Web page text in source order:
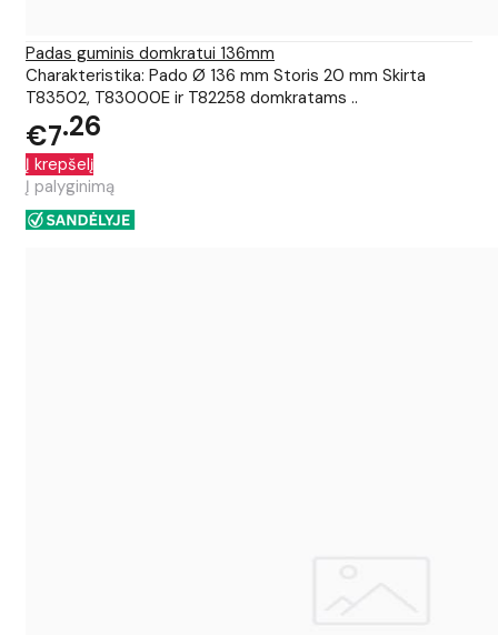
Padas guminis domkratui 136mm
Charakteristika: Pado Ø 136 mm Storis 20 mm Skirta
T83502, T83000E ir T82258 domkratams ..
€7 26
Į krepšelį
Į palyginimą